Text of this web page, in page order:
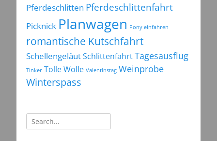
Pferdeschlitten Pferdeschlittenfahrt
Picknick Planwagen Pony einfahren
romantische Kutschfahrt
SchellengeläutSchlittenfahrtTagesausflug
Tinker Tolle Wolle Valentinstag Weinprobe
Winterspass
Suchen
nach: